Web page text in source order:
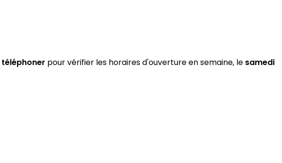
téléphoner pour vérifier les horaires d'ouverture en semaine, le samedi